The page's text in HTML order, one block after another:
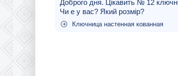
Доброго дня. Цікавить № 12
Чи е у вас? Який розмір?
Ключница настенная кованная